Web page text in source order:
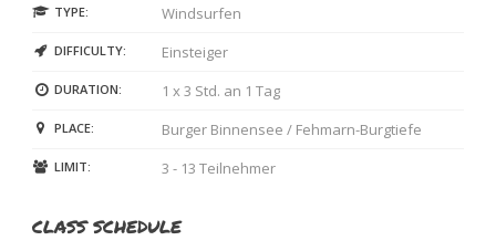
TYPE: Windsurfen
DIFFICULTY: Einsteiger
DURATION: 1 x 3 Std. an 1 Tag
PLACE: Burger Binnensee / Fehmarn-Burgtiefe
LIMIT: 3 - 13 Teilnehmer
CLASS SCHEDULE